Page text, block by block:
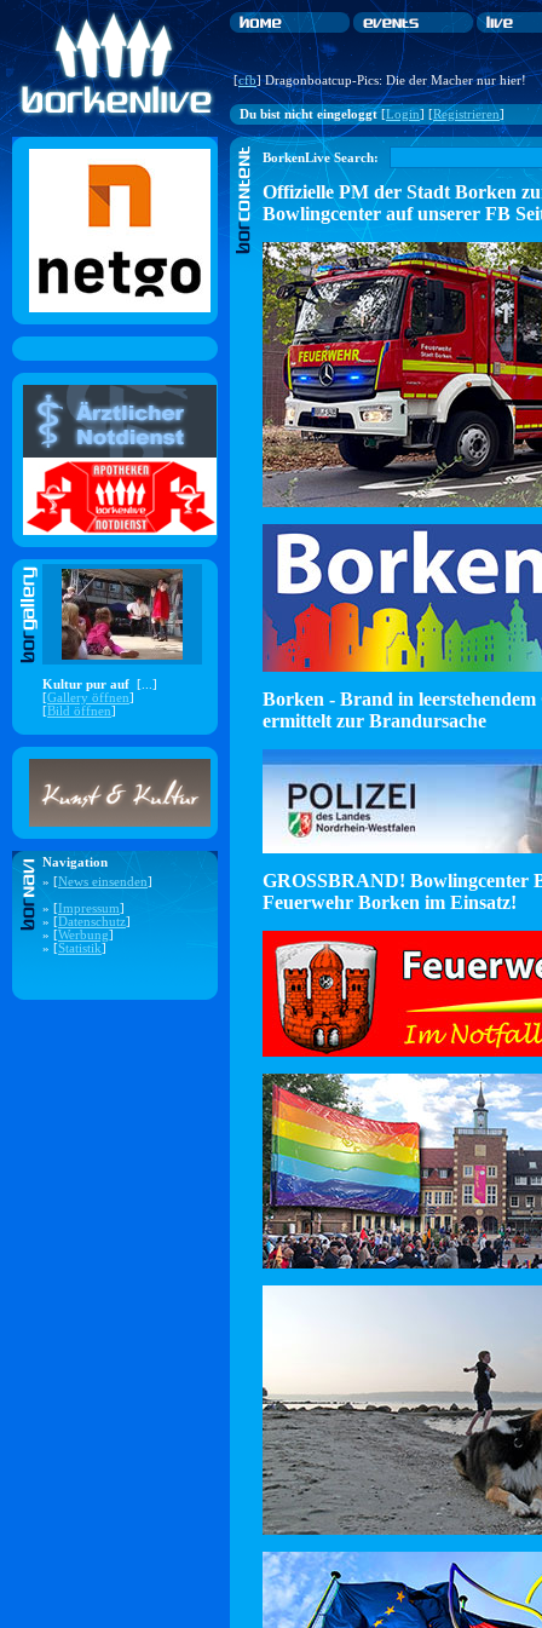
[cfb] Dragonboatcup-Pics: Die der Macher nur hier!
Du bist nicht eingeloggt[Login] [Registrieren]
Kultur pur auf
[...]
[Gallery öffnen]
[Bild öffnen]
Navigation
» [News einsenden]
» [Impressum]
» [Datenschutz]
» [Werbung]
» [Statistik]
BorkenLive Search:
Offizielle PM der Stadt Borken
Bowlingcenter auf unserer FB
Borken - Brand in leerstehendem
ermittelt zur Brandursache
GROSSBRAND! Bowlingcenter
Feuerwehr Borken im Einsatz!